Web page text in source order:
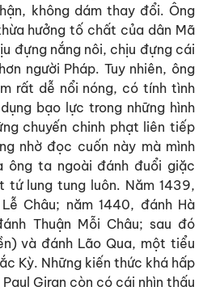
không dám thay đổi. Ông
hưởng tố chất của dân Mã
đựng nắng nôi, chịu đựng cái
người Pháp. Tuy nhiên, ông
rất dễ nổi nóng, có tính tình
bạo lực trong những hình
chuyến chinh phạt liên tiếp
nhờ đọc cuốn này mà mình
ông ta ngoài đánh đuổi giặc
tứ lung tung luôn. Năm 1439,
Châu; năm 1440, đánh Hà
Thuận Mỗi Châu; sau đó
và đánh Lão Qua, một tiểu
Kỳ. Những kiến thức khá hấp
Giran còn có cái nhìn thấu